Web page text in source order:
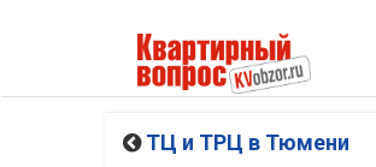
ТЦ и ТРЦ в Тюмени